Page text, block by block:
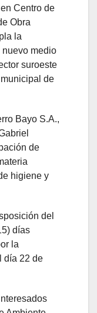
Centro de
Obra
la
medio
suroeste
de
Bayo S.A.,
de
higiene y
del
días
la
día 22 de